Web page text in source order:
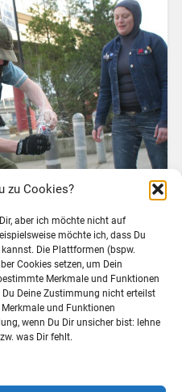
zu Cookies?
aber ich möchte nicht auf
möchte ich, dass Du
Die Plattformen (bspw.
Cookies setzen, um Dein
Merkmale und Funktionen
Deine Zustimmung nicht erteilst
und Funktionen
wenn Du Dir unsicher bist: lehne
was Dir fehlt.
Ressource (#coer16)
nämlich darum,
Nun wollte ich nicht
oder eine Grafik
des Remix auf ein